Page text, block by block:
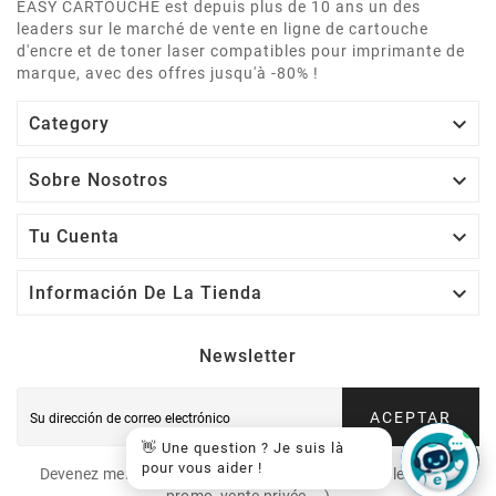
EASY CARTOUCHE est depuis plus de 10 ans un des
leaders sur le marché de vente en ligne de cartouche
d'encre et de toner laser compatibles pour imprimante de
marque, avec des offres jusqu'à -80% !
Category 
Sobre Nosotros 
Tu Cuenta 
Información De La Tienda 
Newsletter
ACEPTAR
Devenez membre VIP et recevez nos offres spéciales (code
👋 Une question ? Je suis là
pour vous aider !